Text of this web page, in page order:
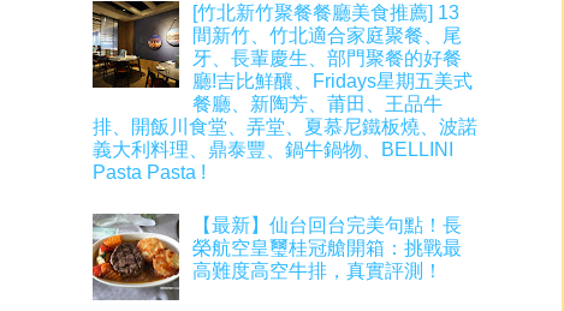
[竹北新竹聚餐餐廳美食推薦] 13
間新竹、竹北適合家庭聚餐、尾
牙、長輩慶生、部門聚餐的好餐
廳!吉比鮮釀、Fridays星期五美式
餐廳、新陶芳、莆田、王品牛
排、開飯川食堂、弄堂、夏慕尼鐵板燒、波諾
義大利料理、鼎泰豐、鍋牛鍋物、BELLINI
Pasta Pasta !
【最新】仙台回台完美句點！長
榮航空皇璽桂冠艙開箱：挑戰最
高難度高空牛排，真實評測！